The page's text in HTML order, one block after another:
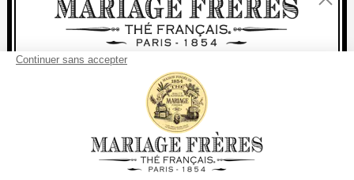
Fermer
Bienvenue
Pour tout achat, lalivraisonrapide est
à partir de 60 € en France Métropolitaine
à partir de 150 €pour le reste du monde
Votre pays de livraison est défini surEtats-Unis